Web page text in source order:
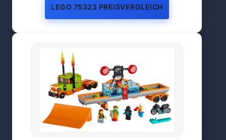
LEGO 75323 PREISVERGLEICH